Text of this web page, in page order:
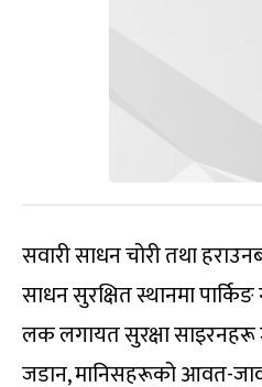
सवारी साधन चोरी तथा
साधन सुरक्षित स्थानमा
लक लगायत सुरक्षा साइरनहरू
जडान, मानिसहरूको आवत-